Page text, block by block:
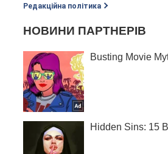
Редакційна політика